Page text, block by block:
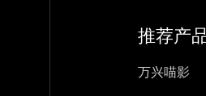
推荐产
万兴喵影